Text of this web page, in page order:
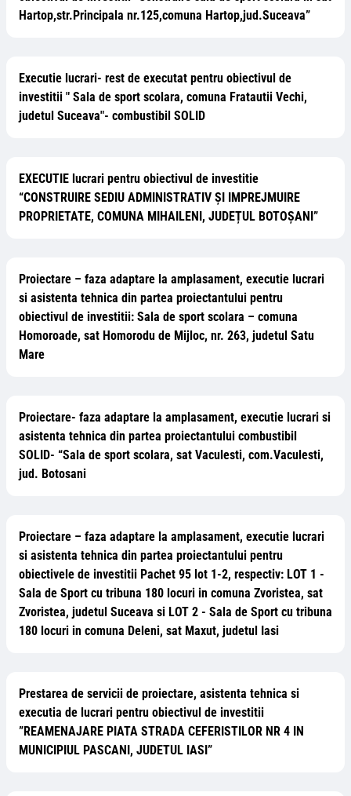
Hartop,str.Principala nr.125,comuna Hartop,jud.Suceava”
Executie lucrari- rest de executat pentru obiectivul de
investitii " Sala de sport scolara, comuna Fratautii Vechi,
judetul Suceava"- combustibil SOLID
EXECUTIE lucrari pentru obiectivul de investitie
“CONSTRUIRE SEDIU ADMINISTRATIV ȘI IMPREJMUIRE
PROPRIETATE, COMUNA MIHAILENI, JUDEȚUL BOTOȘANI”
Proiectare – faza adaptare la amplasament, executie lucrari
si asistenta tehnica din partea proiectantului pentru
obiectivul de investitii: Sala de sport scolara – comuna
Homoroade, sat Homorodu de Mijloc, nr. 263, judetul Satu
Mare
Proiectare- faza adaptare la amplasament, executie lucrari si
asistenta tehnica din partea proiectantului combustibil
SOLID- “Sala de sport scolara, sat Vaculesti, com.Vaculesti,
jud. Botosani
Proiectare – faza adaptare la amplasament, executie lucrari
si asistenta tehnica din partea proiectantului pentru
obiectivele de investitii Pachet 95 lot 1-2, respectiv: LOT 1 -
Sala de Sport cu tribuna 180 locuri in comuna Zvoristea, sat
Zvoristea, judetul Suceava si LOT 2 - Sala de Sport cu tribuna
180 locuri in comuna Deleni, sat Maxut, judetul Iasi
Prestarea de servicii de proiectare, asistenta tehnica si
executia de lucrari pentru obiectivul de investitii
”REAMENAJARE PIATA STRADA CEFERISTILOR NR 4 IN
MUNICIPIUL PASCANI, JUDETUL IASI”